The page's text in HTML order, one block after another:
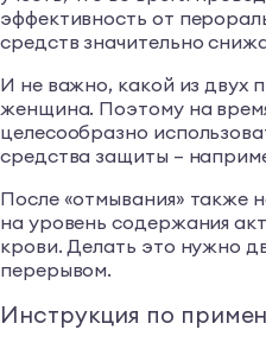
эффективность от
средств значительно
И не важно, какой из двух
женщина. Поэтому на
целесообразно
средства защиты –
После «отмывания» также
на уровень содержания
крови. Делать это нужно
перерывом.
Инструкция по